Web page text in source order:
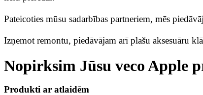
Pateicoties mūsu sadarbības partneriem, mēs
Izņemot remontu, piedāvājam arī plašu aksesuāru
Nopirksim Jūsu veco Apple
Produkti ar atlaidēm